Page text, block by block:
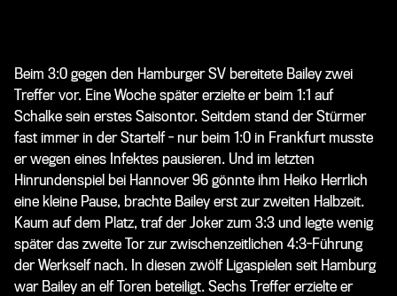
Beim 3:0 gegen den Hamburger SV bereitete Bailey zwei
Treffer vor. Eine Woche später erzielte er beim 1:1 auf
Schalke sein erstes Saisontor. Seitdem stand der Stürmer
fast immer in der Startelf - nur beim 1:0 in Frankfurt musste
er wegen eines Infektes pausieren. Und im letzten
Hinrundenspiel bei Hannover 96 gönnte ihm Heiko Herrlich
eine kleine Pause, brachte Bailey erst zur zweiten Halbzeit.
Kaum auf dem Platz, traf der Joker zum 3:3 und legte wenig
später das zweite Tor zur zwischenzeitlichen 4:3-Führung
der Werkself nach. In diesen zwölf Ligaspielen seit Hamburg
war Bailey an elf Toren beteiligt. Sechs Treffer erzielte er